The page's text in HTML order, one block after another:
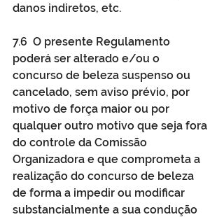
danos indiretos, etc.
7.6  O presente Regulamento
poderá ser alterado e/ou o
concurso de beleza suspenso ou
cancelado, sem aviso prévio, por
motivo de força maior ou por
qualquer outro motivo que seja fora
do controle da Comissão
Organizadora e que comprometa a
realização do concurso de beleza
de forma a impedir ou modificar
substancialmente a sua condução